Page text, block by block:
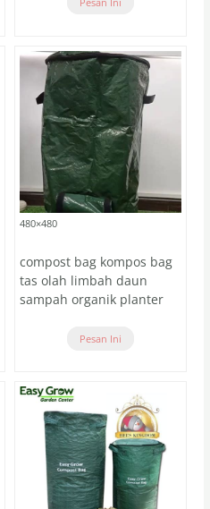
480×480
compost bag kompos bag
tas olah limbah daun
sampah organik planter
Pesan Ini